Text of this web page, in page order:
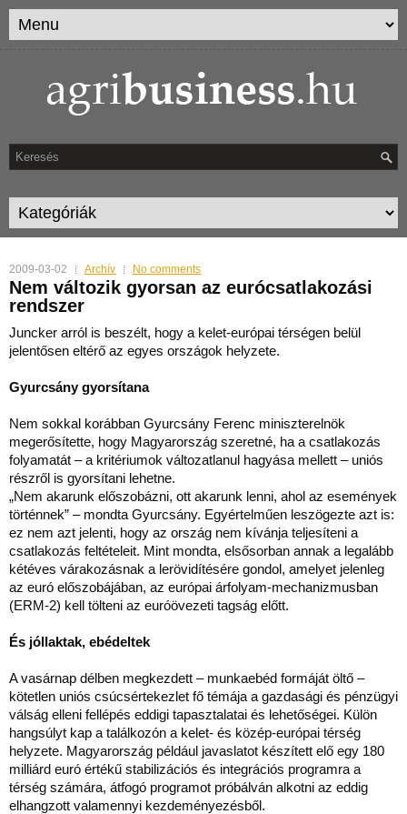
2009-03-02 Archív No comments
Nem változik gyorsan az eurócsatlakozási
rendszer
Juncker arról is beszélt, hogy a kelet-európai térségen belül
jelentősen eltérő az egyes országok helyzete.
Gyurcsány gyorsítana
Nem sokkal korábban Gyurcsány Ferenc miniszterelnök
megerősítette, hogy Magyarország szeretné, ha a csatlakozás
folyamatát – a kritériumok változatlanul hagyása mellett – uniós
részről is gyorsítani lehetne.
„Nem akarunk előszobázni, ott akarunk lenni, ahol az események
történnek” – mondta Gyurcsány. Egyértelműen leszögezte azt is:
ez nem azt jelenti, hogy az ország nem kívánja teljesíteni a
csatlakozás feltételeit. Mint mondta, elsősorban annak a legalább
kétéves várakozásnak a lerövidítésére gondol, amelyet jelenleg
az euró előszobájában, az európai árfolyam-mechanizmusban
(ERM-2) kell tölteni az euróövezeti tagság előtt.
És jóllaktak, ebédeltek
A vasárnap délben megkezdett – munkaebéd formáját öltő –
kötetlen uniós csúcsértekezlet fő témája a gazdasági és pénzügyi
válság elleni fellépés eddigi tapasztalatai és lehetőségei. Külön
hangsúlyt kap a találkozón a kelet- és közép-európai térség
helyzete. Magyarország például javaslatot készített elő egy 180
milliárd euró értékű stabilizációs és integrációs programra a
térség számára, átfogó programot próbálván alkotni az eddig
elhangzott valamennyi kezdeményezésből.